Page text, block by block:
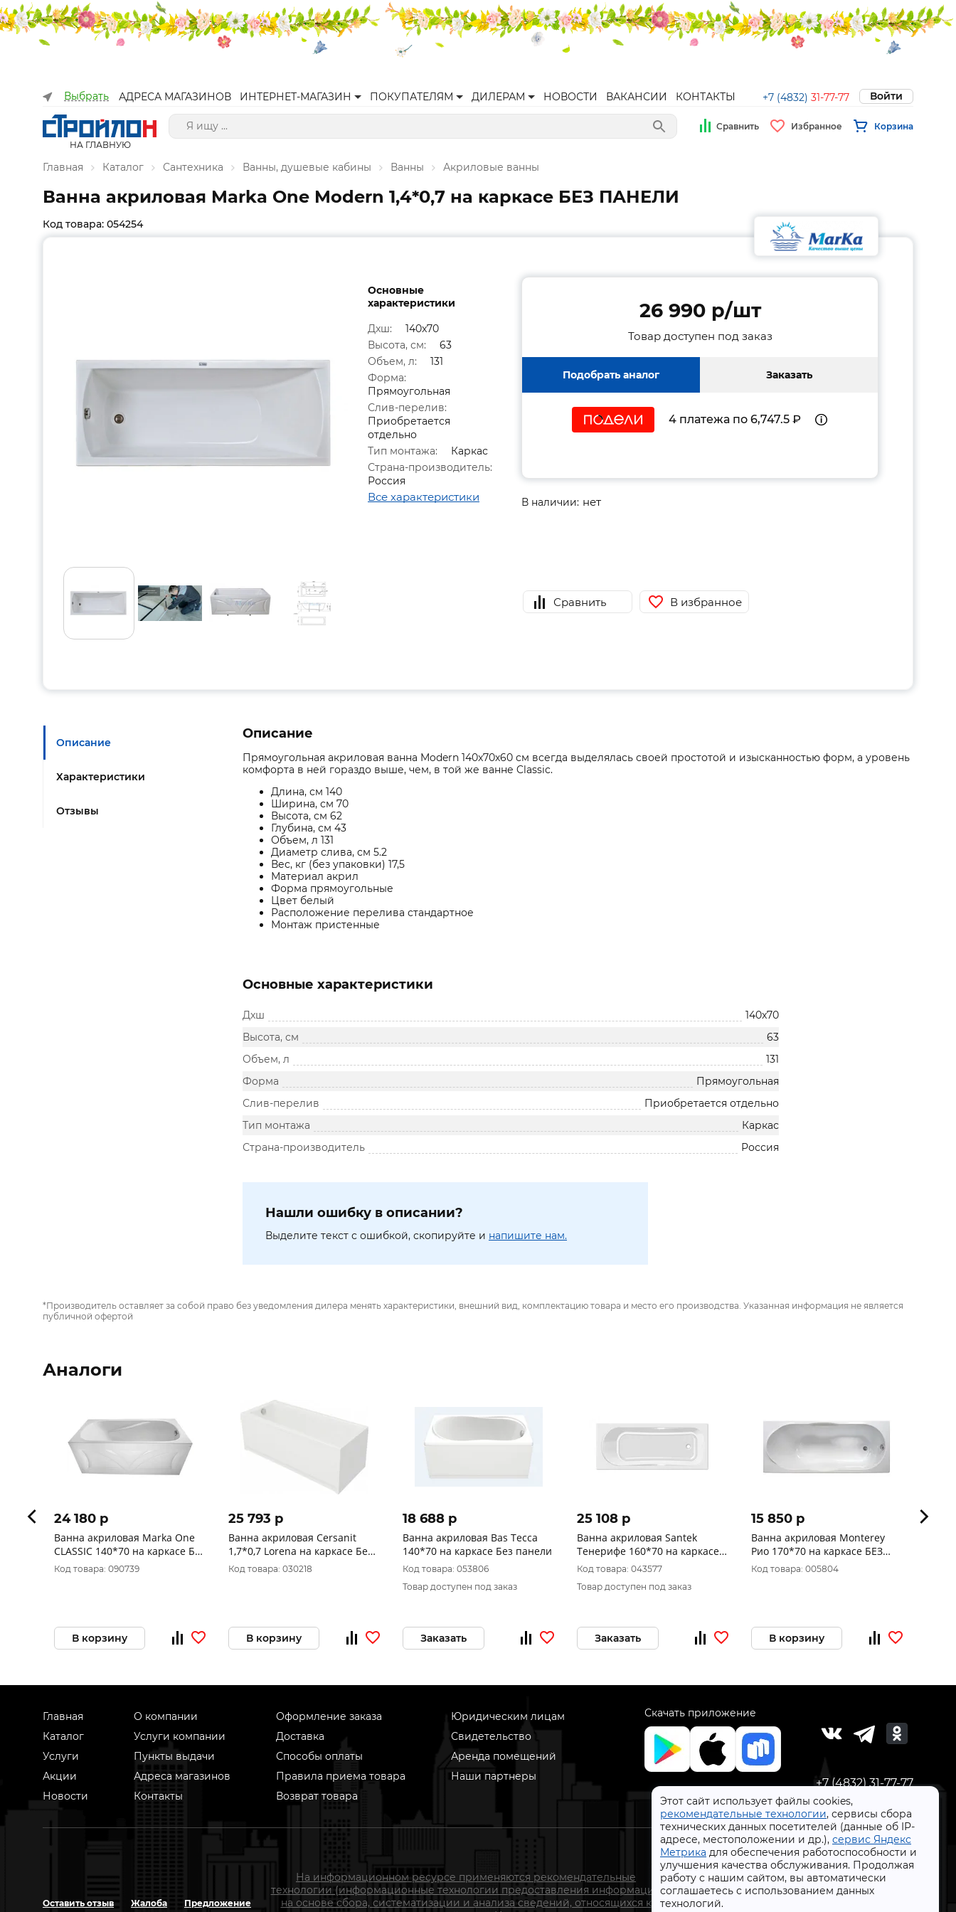
Выбрать АДРЕСА МАГАЗИНОВ ИНТЕРНЕТ-МАГАЗИН ПОКУПАТЕЛЯМ ДИЛЕРАМ НОВОСТИ ВАКАНСИИ КОНТАКТЫ +7 (4832) 31-77-77 Войти
НА ГЛАВНУЮ
Сравнить Избранное Корзина
Главная Каталог Сантехника Ванны, душевые кабины Ванны Акриловые ванны
Этот сайт использует файлы cookies,
рекомендательные технологии, сервисы сбора
технических данных посетителей (данные об IP-
адресе, местоположении и др.), сервис Яндекс
Метрика для обеспечения работоспособности и
улучшения качества обслуживания. Продолжая
работу с нашим сайтом, вы автоматически
соглашаетесь с использованием данных
технологий.
Ванна акриловая Marka One Modern 1,4*0,7 на каркасе БЕЗ ПАНЕЛИ
Код товара: 054254
Основные
характеристики
Дxш:
140x70
Высота, см:
63
Объем, л:
131
Форма:
Прямоугольная
Слив-перелив:
Приобретается
отдельно
Тип монтажа:
Каркас
Страна-производитель:
Россия
Все характеристики
26 990 p/шт
Товар доступен под заказ
Подобрать аналог Заказать
4 платежа по 6,747.5 ₽
В наличии: нет
Сравнить В избранное
Описание
Характеристики
Отзывы
Описание
Прямоугольная акриловая ванна Modern 140x70х60 см всегда выделялась своей простотой и изысканностью форм, а уровень
комфорта в ней гораздо выше, чем, в той же ванне Classic.
Длина, см 140
Ширина, см 70
Высота, см 62
Глубина, см 43
Объем, л 131
Диаметр слива, см 5.2
Вес, кг (без упаковки) 17,5
Материал акрил
Форма прямоугольные
Цвет белый
Расположение перелива стандартное
Монтаж пристенные
Основные характеристики
Дxш
140x70
Высота, см
63
Объем, л
131
Форма
Прямоугольная
Слив-перелив
Приобретается отдельно
Тип монтажа
Каркас
Страна-производитель
Россия
Нашли ошибку в описании?
Выделите текст с ошибкой, скопируйте и напишите нам.
*Производитель оставляет за собой право без уведомления дилера менять характеристики, внешний вид, комплектацию товара и место его производства. Указанная информация не является
публичной офертой
Аналоги
24 180 p
Ванна акриловая Marka One
CLASSIC 140*70 на каркасе Без
панели СПЕЦЦЕНА
Код товара: 090739
В корзину
25 793 p
Ванна акриловая Cersanit
1,7*0,7 Lorena на каркасе Без
панели
Код товара: 030218
В корзину
18 688 p
Ванна акриловая Bas Тесса
140*70 на каркасе Без панели
Код товара: 053806
Товар доступен под заказ
Заказать
25 108 p
Ванна акриловая Santek
Тенерифе 160*70 на каркасе
БЕЗ ПАНЕЛИ
Код товара: 043577
Товар доступен под заказ
Заказать
15 850 p
Ванна акриловая Monterey
Рио 170*70 на каркасе БЕЗ
ПАНЕЛИ
Код товара: 005804
В корзину
19
Главная
Каталог
Услуги
Акции
Новости
О компании
Услуги компании
Пункты выдачи
Адреса магазинов
Контакты
Оформление заказа
Доставка
Способы оплаты
Правила приема товара
Возврат товара
Юридическим лицам
Свидетельство
Аренда помещений
Наши партнеры
Скачать приложение
+7 (4832) 31-77-77
Оставить отзыв Жалоба Предложение
На информационном ресурсе применяются рекомендательные
технологии (информационные технологии предоставления информации
на основе сбора, систематизации и анализа сведений, относящихся к
СтройлоН 1998-2026 г.
Публичная оферта